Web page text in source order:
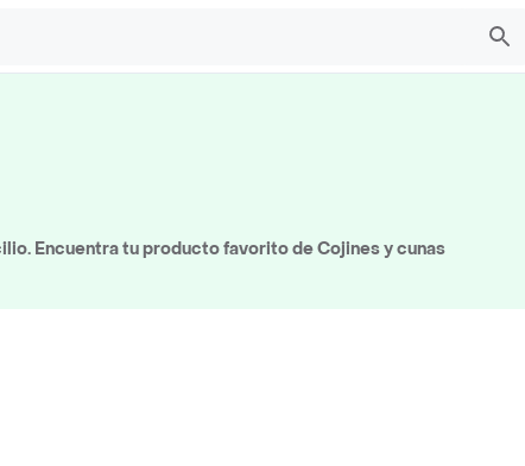
Encuentra tu producto favorito de Cojines y cunas